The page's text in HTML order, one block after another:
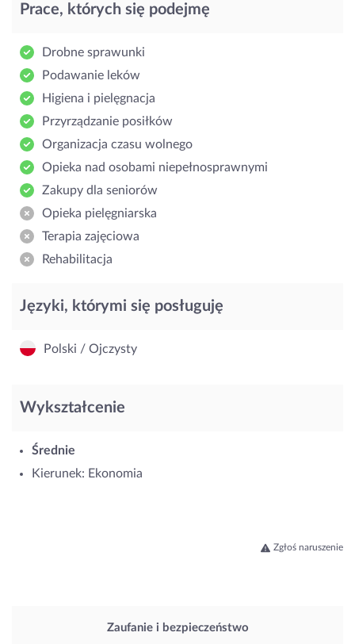
Zaufanie i bezpieczeństwo
Prace, których się podejmę
Drobne sprawunki
Podawanie leków
Higiena i pielęgnacja
Przyrządzanie posiłków
Organizacja czasu wolnego
Opieka nad osobami niepełnosprawnymi
Zakupy dla seniorów
Opieka pielęgniarska
Terapia zajęciowa
Rehabilitacja
Języki, którymi się posługuję
Polski / Ojczysty
Wykształcenie
Średnie
Kierunek: Ekonomia
Zgłoś naruszenie